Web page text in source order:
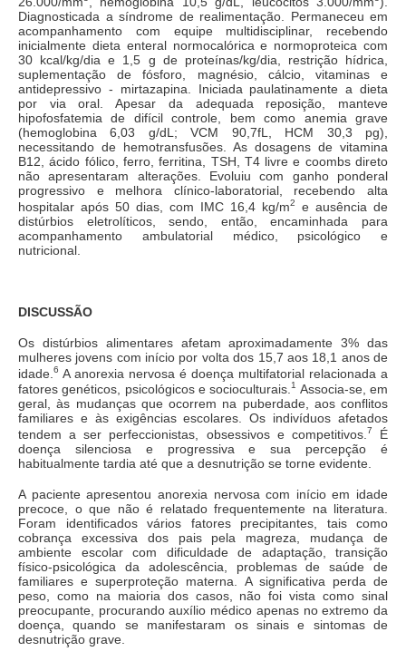
Diagnosticada a síndrome de realimentação. Permaneceu em
acompanhamento com equipe multidisciplinar, recebendo
inicialmente dieta enteral normocalórica e normoproteica com
30 kcal/kg/dia e 1,5 g de proteínas/kg/dia, restrição hídrica,
suplementação de fósforo, magnésio, cálcio, vitaminas e
antidepressivo - mirtazapina. Iniciada paulatinamente a dieta
por via oral. Apesar da adequada reposição, manteve
hipofosfatemia de difícil controle, bem como anemia grave
(hemoglobina 6,03 g/dL; VCM 90,7fL, HCM 30,3 pg),
necessitando de hemotransfusões. As dosagens de vitamina
B12, ácido fólico, ferro, ferritina, TSH, T4 livre e coombs direto
não apresentaram alterações. Evoluiu com ganho ponderal
progressivo e melhora clínico-laboratorial, recebendo alta
hospitalar após 50 dias, com IMC 16,4 kg/m2
e ausência de
distúrbios eletrolíticos, sendo, então, encaminhada para
acompanhamento ambulatorial médico, psicológico e
nutricional.
DISCUSSÃO
Os distúrbios alimentares afetam aproximadamente 3% das
mulheres jovens com início por volta dos 15,7 aos 18,1 anos de
idade. 6 A anorexia nervosa é doença multifatorial relacionada a
fatores genéticos, psicológicos e socioculturais.1 Associa-se, em
geral, às mudanças que ocorrem na puberdade, aos conflitos
familiares e às exigências escolares. Os indivíduos afetados
tendem a ser perfeccionistas, obsessivos e competitivos. 7
É
doença silenciosa e progressiva e sua percepção é
habitualmente tardia até que a desnutrição se torne evidente.
A paciente apresentou anorexia nervosa com início em idade
precoce, o que não é relatado frequentemente na literatura.
Foram identificados vários fatores precipitantes, tais como
cobrança excessiva dos pais pela magreza, mudança de
ambiente escolar com dificuldade de adaptação, transição
físico-psicológica da adolescência, problemas de saúde de
familiares e superproteção materna. A significativa perda de
peso, como na maioria dos casos, não foi vista como sinal
preocupante, procurando auxílio médico apenas no extremo da
doença, quando se manifestaram os sinais e sintomas de
desnutrição grave.